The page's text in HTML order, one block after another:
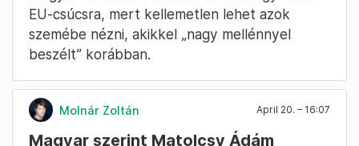
Orbán nem vesz részt az EU-csúcson, mert a
kormányzati átadás-átvételre koncentrál,
derült ki pár napja. Ez Magyar Péter szerint
képviselet nélkül. Hát, megszoktuk” – mondta
Magyar. A Tisza elnöke azt mondta,
természetesen őt erre a csúcsra nem hívták